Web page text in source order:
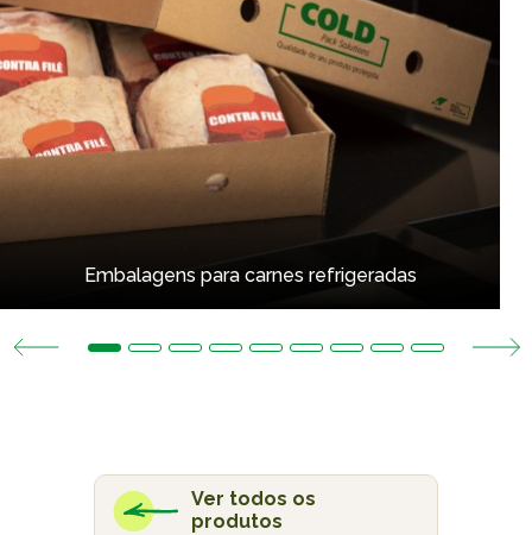
Embalagens para carnes refrigeradas
Ver todos os
produtos